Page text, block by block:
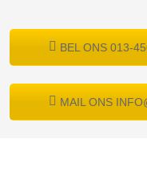
BEL ONS 013-
MAIL ONS